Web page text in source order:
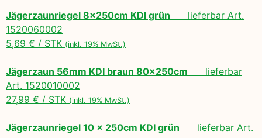
Jägerzaunriegel 8x250cm KDI grün lieferbar Art.
1520060002
5,69 € / STK (inkl. 19% MwSt.)
Jägerzaun 56mm KDI braun 80x250cm lieferbar
Art. 1520010002
27,99 € / STK (inkl. 19% MwSt.)
Jägerzaunriegel 10 x 250cm KDI grün lieferbar Art.